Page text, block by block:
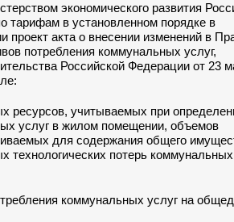
экономического развития
тарифам в установленном порядке в
проект акта о внесении изменений в
потребления коммунальных услуг,
Российской Федерации от 23
ресурсов, учитываемых при
услуг в жилом помещении, объемов
для содержания общего
технологических потерь коммунальных
коммунальных услуг на